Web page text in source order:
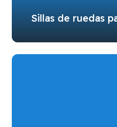
Sillas de ruedas